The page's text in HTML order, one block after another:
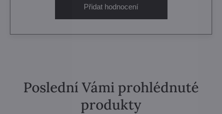
Přidat hodnocení
Poslední Vámi prohlédnuté
produkty